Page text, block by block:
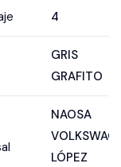
4
GRIS
GRAFITO
NAOSA
LÓPEZ